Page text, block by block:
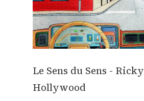
Le Sens du Sens - Ricky
Hollywood